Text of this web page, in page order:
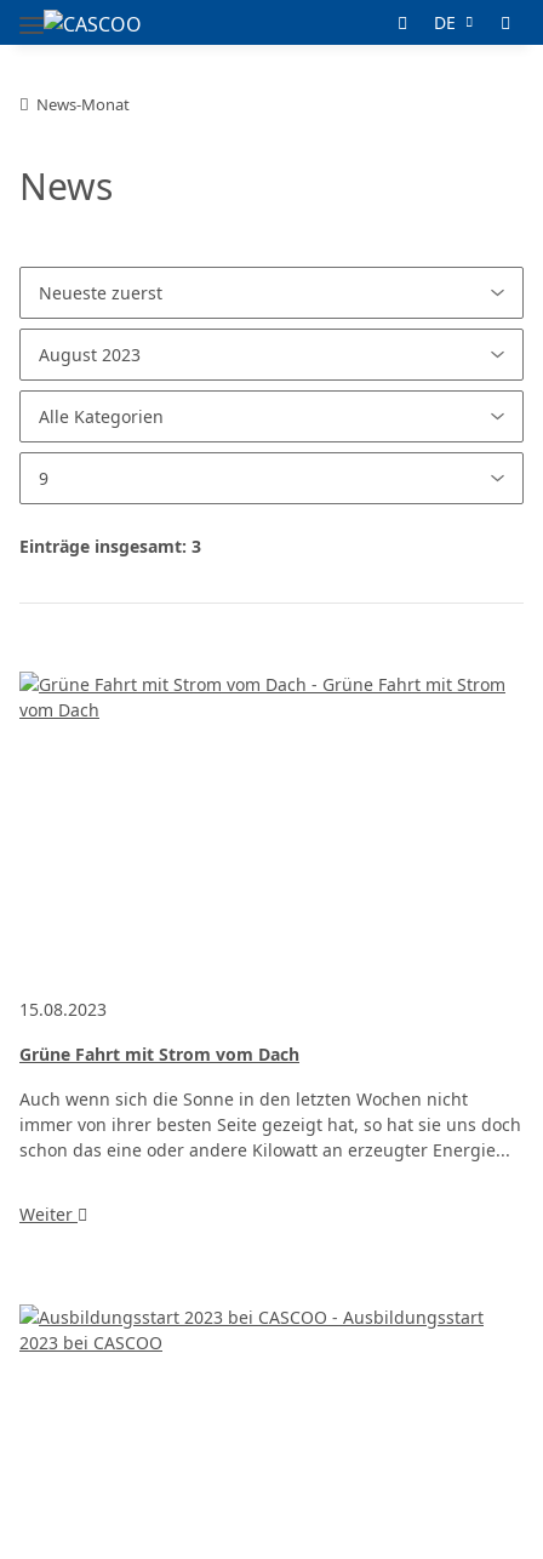
DE
News-Monat
News
Einträge insgesamt: 3
15.08.2023
Grüne Fahrt mit Strom vom Dach
Auch wenn sich die Sonne in den letzten Wochen nicht
immer von ihrer besten Seite gezeigt hat, so hat sie uns doch
schon das eine oder andere Kilowatt an erzeugter Energie...
Weiter